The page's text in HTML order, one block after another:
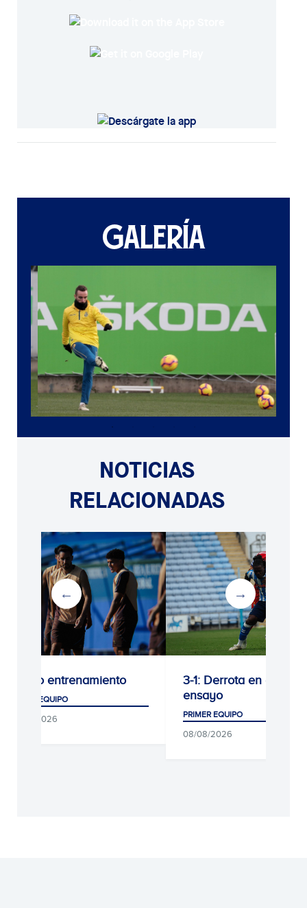
GALERÍA
NOTICIAS
RELACIONADAS
Último entrenamiento
PRIMER EQUIPO
09/08/2026
3-1: Derrota en el
ensayo
PRIMER EQUIPO
08/08/2026